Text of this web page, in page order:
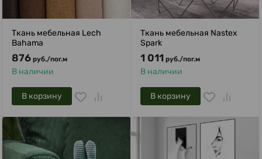
Ткань мебельная Lech
Bahama
876 руб./пог.м
В наличии
В корзину
Ткань мебельная Nastex
Spark
1 011 руб./пог.м
В наличии
В корзину